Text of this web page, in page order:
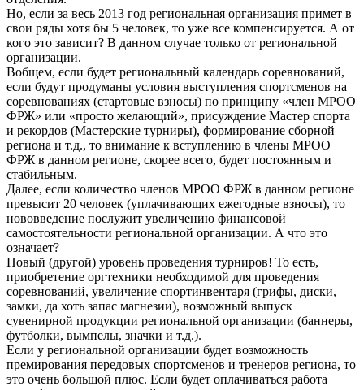
Но, если за весь 2013 год региональная организация примет в
свои ряды хотя бы 5 человек, то уже все компенсируется. А от
кого это зависит? В данном случае только от региональной
организации.
Вобщем, если будет региональный календарь соревнований,
если будут продуманы условия выступления спортсменов на
соревнованиях (стартовые взносы) по принципу «член МРОО
ФРЖ» или «просто желающий», присуждение Мастер спорта
и рекордов (Мастерские турниры), формирование сборной
региона и т.д., то внимание к вступлению в члены МРОО
ФРЖ в данном регионе, скорее всего, будет постоянным и
стабильным.
Далее, если количество членов МРОО ФРЖ в данном регионе
превысит 20 человек (уплачивающих ежегодные взносы), то
нововведение послужит увеличению финансовой
самостоятельности региональной организации. А что это
означает?
Новый (другой) уровень проведения турниров! То есть,
приобретение оргтехники необходимой для проведения
соревнований, увеличение спортинвентаря (грифы, диски,
замки, да хоть запас магнезии), возможный выпуск
сувенирной продукции региональной организации (баннеры,
футболки, вымпелы, значки и т.д.).
Если у региональной организации будет возможность
премирования передовых спортсменов и тренеров региона, то
это очень большой плюс. Если будет оплачиваться работа